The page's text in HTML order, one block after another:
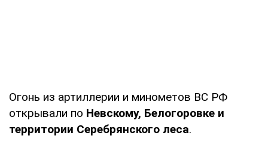
Огонь из артиллерии и минометов ВС РФ
открывали по Невскому, Белогоровке и
территории Серебрянского леса.